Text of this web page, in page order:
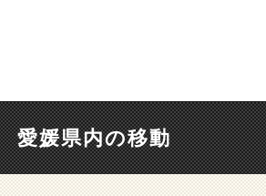
愛媛県内の移動